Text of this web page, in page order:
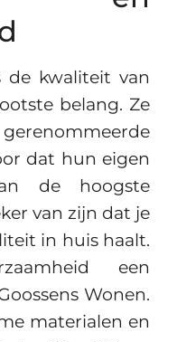
de kwaliteit van
belang. Ze
dat hun eigen
de hoogste
van zijn dat je
in huis haalt.
een
Wonen.
materialen en